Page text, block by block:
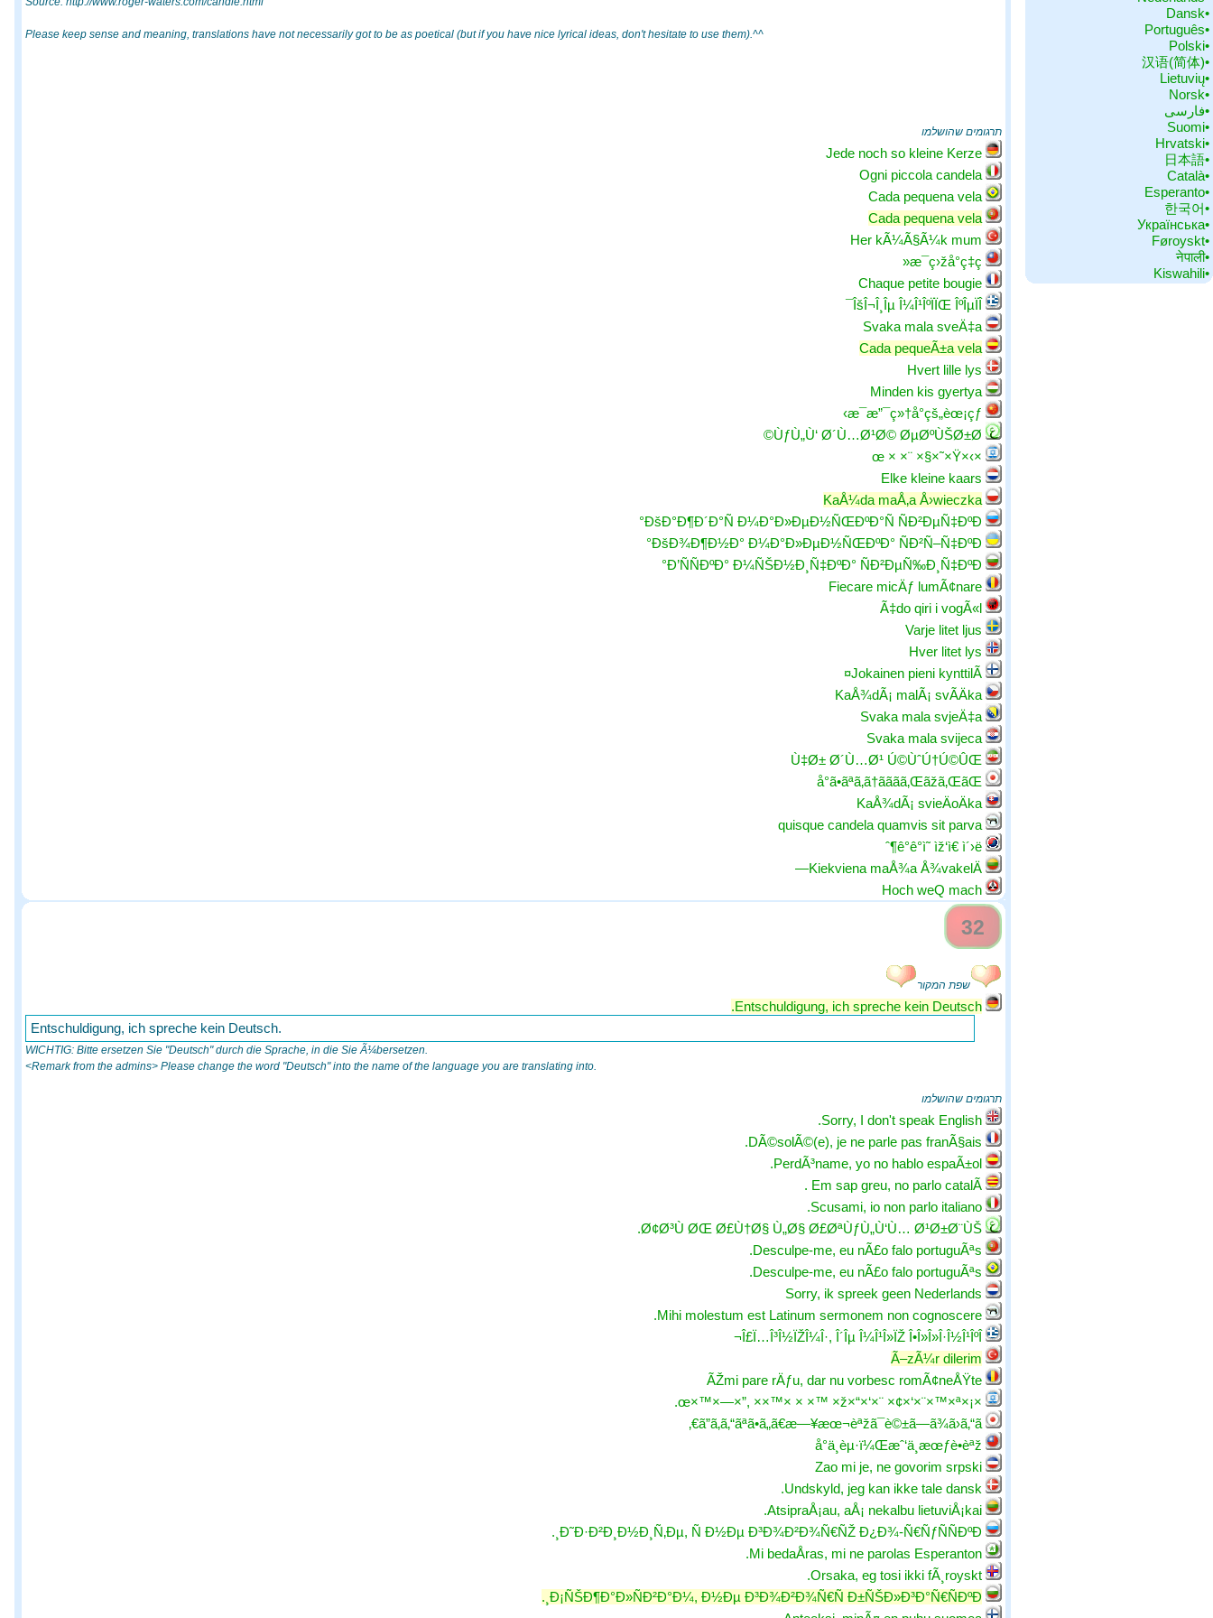
•‏Dansk
•‏Português
•‏Polski
•‏汉语(简体)
•‏Lietuvių
•‏Norsk
•‏فارسی
•‏Suomi
•‏Hrvatski
•‏日本語
•‏Català
•‏Esperanto
•‏한국어
•‏Українська
•‏Føroyskt
•‏नेपाली
•‏Kiswahili
Please keep sense and meaning, translations have not necessarily got to be as poetical (but if you have nice lyrical ideas, don't hesitate to use them).^^
תרגומים שהושלמו
Jede noch so kleine Kerze
Ogni piccola candela
Cada pequena vela
Cada pequena vela
Her kÃ¼Ã§Ã¼k mum
æ¯ç›žå°ç‡­ç«
Chaque petite bougie
ÎšÎ¬Î¸Îµ Î¼Î¹ÎºÏÏŒ ÎºÎµÏÎ¯
Svaka mala sveÄ‡a
Cada pequeÃ±a vela
Hvert lille lys
Minden kis gyertya
æ¯æ”¯ç»†å°çš„èœ¡çƒ›
ÙƒÙ„Ù‘ Ø´Ù…Ø¹Ø© ØµØºÙŠØ±Ø©
×›×œ × ×¨ ×§×˜×Ÿ
Elke kleine kaars
KaÅ¼da maÅ‚a Å›wieczka
ÐšÐ°Ð¶Ð´Ð°Ñ Ð¼Ð°Ð»ÐµÐ½ÑŒÐºÐ°Ñ ÑÐ²ÐµÑ‡ÐºÐ°
ÐšÐ¾Ð¶Ð½Ð° Ð¼Ð°Ð»ÐµÐ½ÑŒÐºÐ° ÑÐ²Ñ–Ñ‡ÐºÐ°
Ð’ÑÑÐºÐ° Ð¼ÑŠÐ½Ð¸Ñ‡ÐºÐ° ÑÐ²ÐµÑ‰Ð¸Ñ‡ÐºÐ°
Fiecare micÄƒ lumÃ¢nare
Ã‡do qiri i vogÃ«l
Varje litet ljus
Hver litet lys
Jokainen pieni kynttilÃ¤
KaÅ¾dÃ¡ malÃ¡ svÃ­Äka
Svaka mala svjeÄ‡a
Svaka mala svijeca
Ù‡Ø± Ø´Ù…Ø¹ Ú©ÙˆÚ†Ú©ÛŒ
å°ã•ãªã‚ã†ãããã‚Œãžã‚ŒãŒ
KaÅ¾dÃ¡ svieÄoÄka
quisque candela quamvis sit parva
ê°ê°ì˜ ìž‘ì€ ì´›ë¶ˆ
Kiekviena maÅ¾a Å¾vakelÄ—
Hoch weQ mach
32
שפת המקור
Entschuldigung, ich spreche kein Deutsch.
Entschuldigung, ich spreche kein Deutsch.
WICHTIG: Bitte ersetzen Sie "Deutsch" durch die Sprache, in die Sie Ã¼bersetzen.
<Remark from the admins> Please change the word "Deutsch" into the name of the language you are translating into.
תרגומים שהושלמו
Sorry, I don't speak English.
DÃ©solÃ©(e), je ne parle pas franÃ§ais.
PerdÃ³name, yo no hablo espaÃ±ol.
Em sap greu, no parlo catalÃ .
Scusami, io non parlo italiano.
Ø¢Ø³Ù ØŒ Ø£Ù†Ø§ Ù„Ø§ Ø£ØªÙƒÙ„Ù‘Ù… Ø¹Ø±Ø¨ÙŠ.
Desculpe-me, eu nÃ£o falo portuguÃªs.
Desculpe-me, eu nÃ£o falo portuguÃªs.
Sorry, ik spreek geen Nederlands
Mihi molestum est Latinum sermonem non cognoscere.
Î£Ï…Î³Î½ÏŽÎ¼Î·, Î´Îµ Î¼Î¹Î»ÏŽ Î•Î»Î»Î·Î½Î¹ÎºÎ¬
Ã–zÃ¼r dilerim
ÃŽmi pare rÄƒu, dar nu vorbesc romÃ¢neÅŸte
×¡×œ×™×—×”, ××™× × ×™ ×ž×“×‘×¨ ×¢×‘×¨×™×ª.
ã”ã‚ã‚“ãªã•ã„ã€æ—¥æœ¬èªžã¯è©±ã—ã¾ã›ã‚“ã€‚
å°ä¸èµ·ï¼Œæˆ‘ä¸æœƒè•èªž
Zao mi je, ne govorim srpski
Undskyld, jeg kan ikke tale dansk.
AtsipraÅ¡au, aÅ¡ nekalbu lietuviÅ¡kai.
Ð˜Ð·Ð²Ð¸Ð½Ð¸Ñ‚Ðµ, Ñ Ð½Ðµ Ð³Ð¾Ð²Ð¾Ñ€ÑŽ Ð¿Ð¾-Ñ€ÑƒÑÑÐºÐ¸.
Mi bedaÅ­ras, mi ne parolas Esperanton.
Orsaka, eg tosi ikki fÃ¸royskt.
Ð¡ÑŠÐ¶Ð°Ð»ÑÐ²Ð°Ð¼, Ð½Ðµ Ð³Ð¾Ð²Ð¾Ñ€Ñ Ð±ÑŠÐ»Ð³Ð°Ñ€ÑÐºÐ¸.